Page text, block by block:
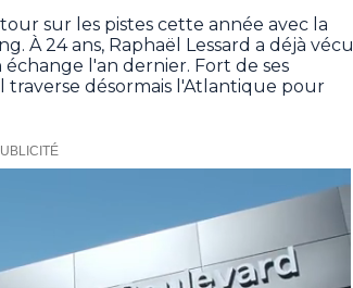
sur les pistes cette année avec la
À 24 ans, Raphaël Lessard a déjà vécu
l'an dernier. Fort de ses
traverse désormais l'Atlantique pour